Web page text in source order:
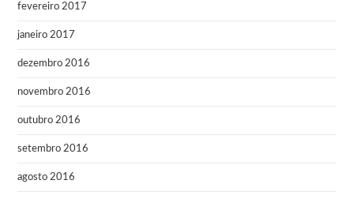
fevereiro 2017
janeiro 2017
dezembro 2016
novembro 2016
outubro 2016
setembro 2016
agosto 2016